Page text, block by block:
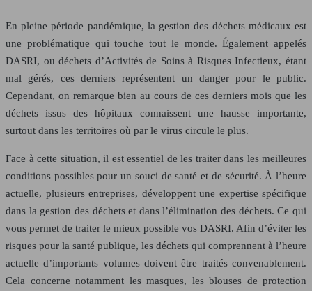
En pleine période pandémique, la gestion des déchets médicaux est
une problématique qui touche tout le monde. Également appelés
DASRI, ou déchets d’Activités de Soins à Risques Infectieux, étant
mal gérés, ces derniers représentent un danger pour le public.
Cependant, on remarque bien au cours de ces derniers mois que les
déchets issus des hôpitaux connaissent une hausse importante,
surtout dans les territoires où par le virus circule le plus.
Face à cette situation, il est essentiel de les traiter dans les meilleures
conditions possibles pour un souci de santé et de sécurité. À l’heure
actuelle, plusieurs entreprises, développent une expertise spécifique
dans la gestion des déchets et dans l’élimination des déchets. Ce qui
vous permet de traiter le mieux possible vos DASRI. Afin d’éviter les
risques pour la santé publique, les déchets qui comprennent à l’heure
actuelle d’importants volumes doivent être traités convenablement.
Cela concerne notamment les masques, les blouses de protection